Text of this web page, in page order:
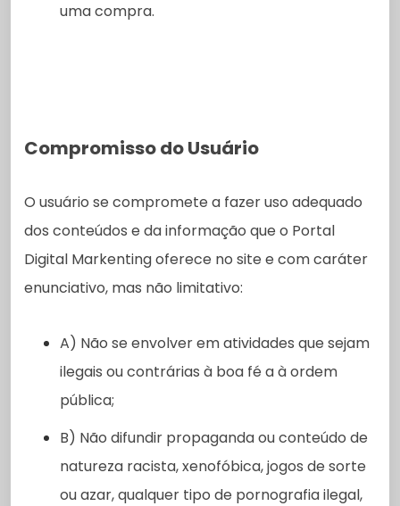
uma compra.
Compromisso do Usuário
O usuário se compromete a fazer uso adequado
dos conteúdos e da informação que o Portal
Digital Markenting oferece no site e com caráter
enunciativo, mas não limitativo:
A) Não se envolver em atividades que sejam
ilegais ou contrárias à boa fé a à ordem
pública;
B) Não difundir propaganda ou conteúdo de
natureza racista, xenofóbica, jogos de sorte
ou azar, qualquer tipo de pornografia ilegal,